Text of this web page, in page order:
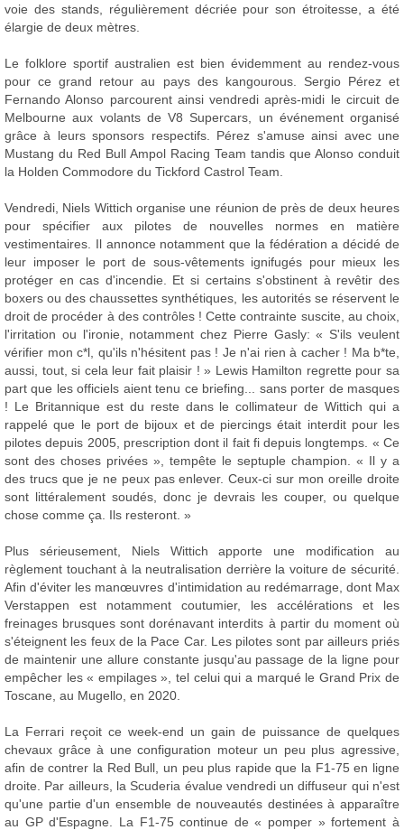
voie des stands, régulièrement décriée pour son étroitesse, a été
élargie de deux mètres.
Le folklore sportif australien est bien évidemment au rendez-vous
pour ce grand retour au pays des kangourous. Sergio Pérez et
Fernando Alonso parcourent ainsi vendredi après-midi le circuit de
Melbourne aux volants de V8 Supercars, un événement organisé
grâce à leurs sponsors respectifs. Pérez s'amuse ainsi avec une
Mustang du Red Bull Ampol Racing Team tandis que Alonso conduit
la Holden Commodore du Tickford Castrol Team.
Vendredi, Niels Wittich organise une réunion de près de deux heures
pour spécifier aux pilotes de nouvelles normes en matière
vestimentaires. Il annonce notamment que la fédération a décidé de
leur imposer le port de sous-vêtements ignifugés pour mieux les
protéger en cas d'incendie. Et si certains s'obstinent à revêtir des
boxers ou des chaussettes synthétiques, les autorités se réservent le
droit de procéder à des contrôles ! Cette contrainte suscite, au choix,
l'irritation ou l'ironie, notamment chez Pierre Gasly: « S'ils veulent
vérifier mon c*l, qu'ils n'hésitent pas ! Je n'ai rien à cacher ! Ma b*te,
aussi, tout, si cela leur fait plaisir ! » Lewis Hamilton regrette pour sa
part que les officiels aient tenu ce briefing... sans porter de masques
! Le Britannique est du reste dans le collimateur de Wittich qui a
rappelé que le port de bijoux et de piercings était interdit pour les
pilotes depuis 2005, prescription dont il fait fi depuis longtemps. « Ce
sont des choses privées », tempête le septuple champion. « Il y a
des trucs que je ne peux pas enlever. Ceux-ci sur mon oreille droite
sont littéralement soudés, donc je devrais les couper, ou quelque
chose comme ça. Ils resteront. »
Plus sérieusement, Niels Wittich apporte une modification au
règlement touchant à la neutralisation derrière la voiture de sécurité.
Afin d'éviter les manœuvres d'intimidation au redémarrage, dont Max
Verstappen est notamment coutumier, les accélérations et les
freinages brusques sont dorénavant interdits à partir du moment où
s'éteignent les feux de la Pace Car. Les pilotes sont par ailleurs priés
de maintenir une allure constante jusqu'au passage de la ligne pour
empêcher les « empilages », tel celui qui a marqué le Grand Prix de
Toscane, au Mugello, en 2020.
La Ferrari reçoit ce week-end un gain de puissance de quelques
chevaux grâce à une configuration moteur un peu plus agressive,
afin de contrer la Red Bull, un peu plus rapide que la F1-75 en ligne
droite. Par ailleurs, la Scuderia évalue vendredi un diffuseur qui n'est
qu'une partie d'un ensemble de nouveautés destinées à apparaître
au GP d'Espagne. La F1-75 continue de « pomper » fortement à